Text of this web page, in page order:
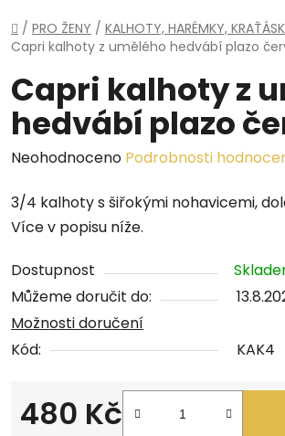
Domů
/ PRO ŽENY / KALHOTY, HARÉMKY,
Capri kalhoty z umělého hedvábí plazo
Capri kalhoty z
hedvábí plazo
Průměrné
produktu
je
z
5
hvězdiček.
Neohodnoceno Podrobnosti
3/4 kalhoty s šiřokými nohavicemi,
Více v popisu níže.
Dostupnost
Můžeme doručit do:
Možnosti doručení
Kód:
KAK4
480 Kč